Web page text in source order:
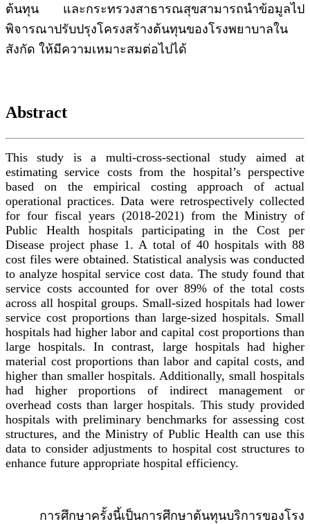
ต้นทุน และกระทรวงสาธารณสุขสามารถนำข้อมูลไป
พิจารณาปรับปรุงโครงสร้างต้นทุนของโรงพยาบาลใน
สังกัด ให้มีความเหมาะสมต่อไปได้
Abstract
This study is a multi-cross-sectional study aimed at
estimating service costs from the hospital’s perspective
based on the empirical costing approach of actual
operational practices. Data were retrospectively collected
for four fiscal years (2018-2021) from the Ministry of
Public Health hospitals participating in the Cost per
Disease project phase 1. A total of 40 hospitals with 88
cost files were obtained. Statistical analysis was conducted
to analyze hospital service cost data. The study found that
service costs accounted for over 89% of the total costs
across all hospital groups. Small-sized hospitals had lower
service cost proportions than large-sized hospitals. Small
hospitals had higher labor and capital cost proportions than
large hospitals. In contrast, large hospitals had higher
material cost proportions than labor and capital costs, and
higher than smaller hospitals. Additionally, small hospitals
had higher proportions of indirect management or
overhead costs than larger hospitals. This study provided
hospitals with preliminary benchmarks for assessing cost
structures, and the Ministry of Public Health can use this
data to consider adjustments to hospital cost structures to
enhance future appropriate hospital efficiency.
การศึกษาครั้งนี้เป็นการศึกษาต้นทุนบริการของโรง